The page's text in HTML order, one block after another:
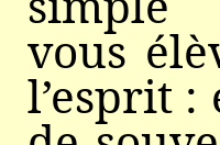
vous
l’esprit